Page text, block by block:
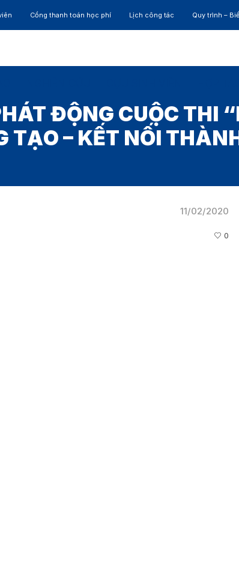
Cổng thanh toán học phí Lịch công tác Quy trình –
ĐỘNG CUỘC THI
TẠO – KẾT NỐI
11/02/2020
0